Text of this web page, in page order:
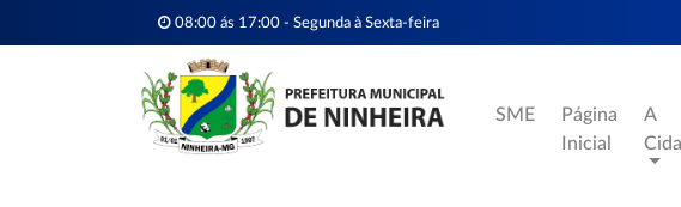
08:00 ás 17:00 - Segunda à Sexta-feira
SME
Página
Inicial
A